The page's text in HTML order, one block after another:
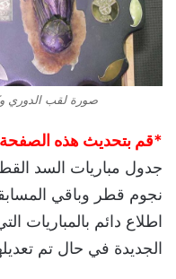
صورة لقب الدوري
*قم بتحديث هذه
نجوم قطر وباقي
اطلاع دائم بالمباريات
الجديدة في حال تم